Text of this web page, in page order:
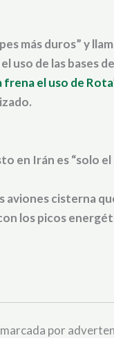
más duros” y
uso de las bases
frena el uso de Rota
en Irán es “solo
aviones cisterna
los picos
por